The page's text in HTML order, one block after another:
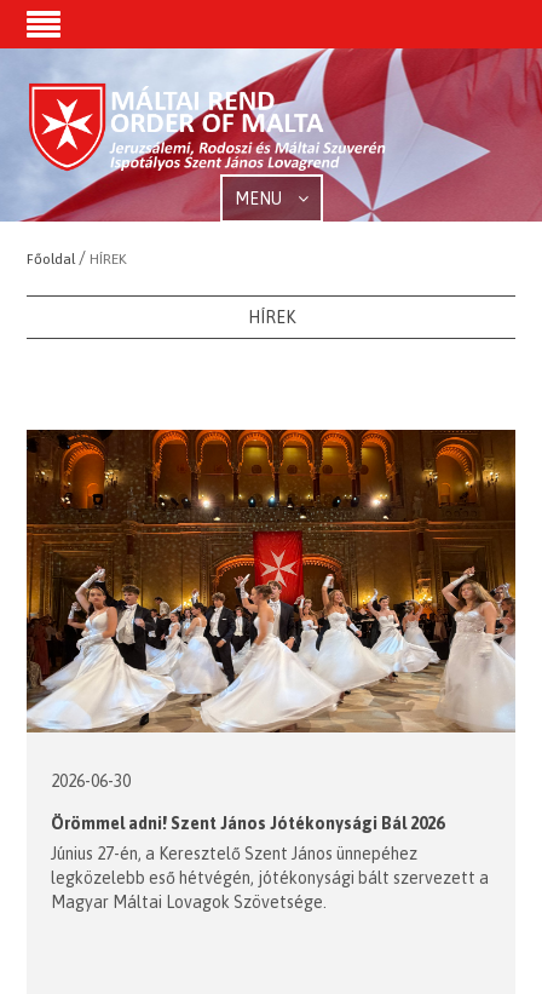
MENU
Főoldal / HÍREK
HÍREK
2026-06-30
Örömmel adni! Szent János Jótékonysági Bál 2026
Június 27-én, a Keresztelő Szent János ünnepéhez
legközelebb eső hétvégén, jótékonysági bált szervezett a
Magyar Máltai Lovagok Szövetsége.